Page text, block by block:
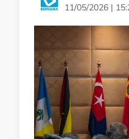
11/05/2026 |